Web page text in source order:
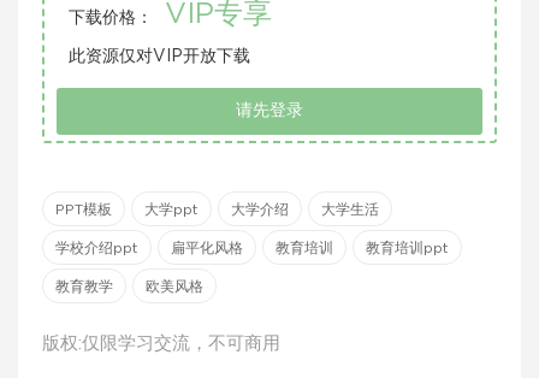
下载价格： VIP专享
此资源仅对VIP开放下载
请先登录
PPT模板 大学ppt 大学介绍 大学生活
学校介绍ppt 扁平化风格 教育培训 教育培训ppt
教育教学 欧美风格
版权:仅限学习交流，不可商用